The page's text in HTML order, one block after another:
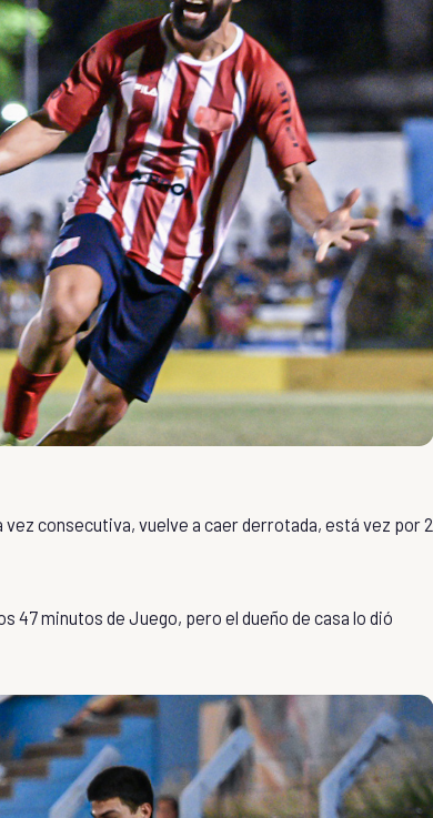
consecutiva, vuelve a caer derrotada, está vez por 2
47 minutos de Juego, pero el dueño de casa lo dió